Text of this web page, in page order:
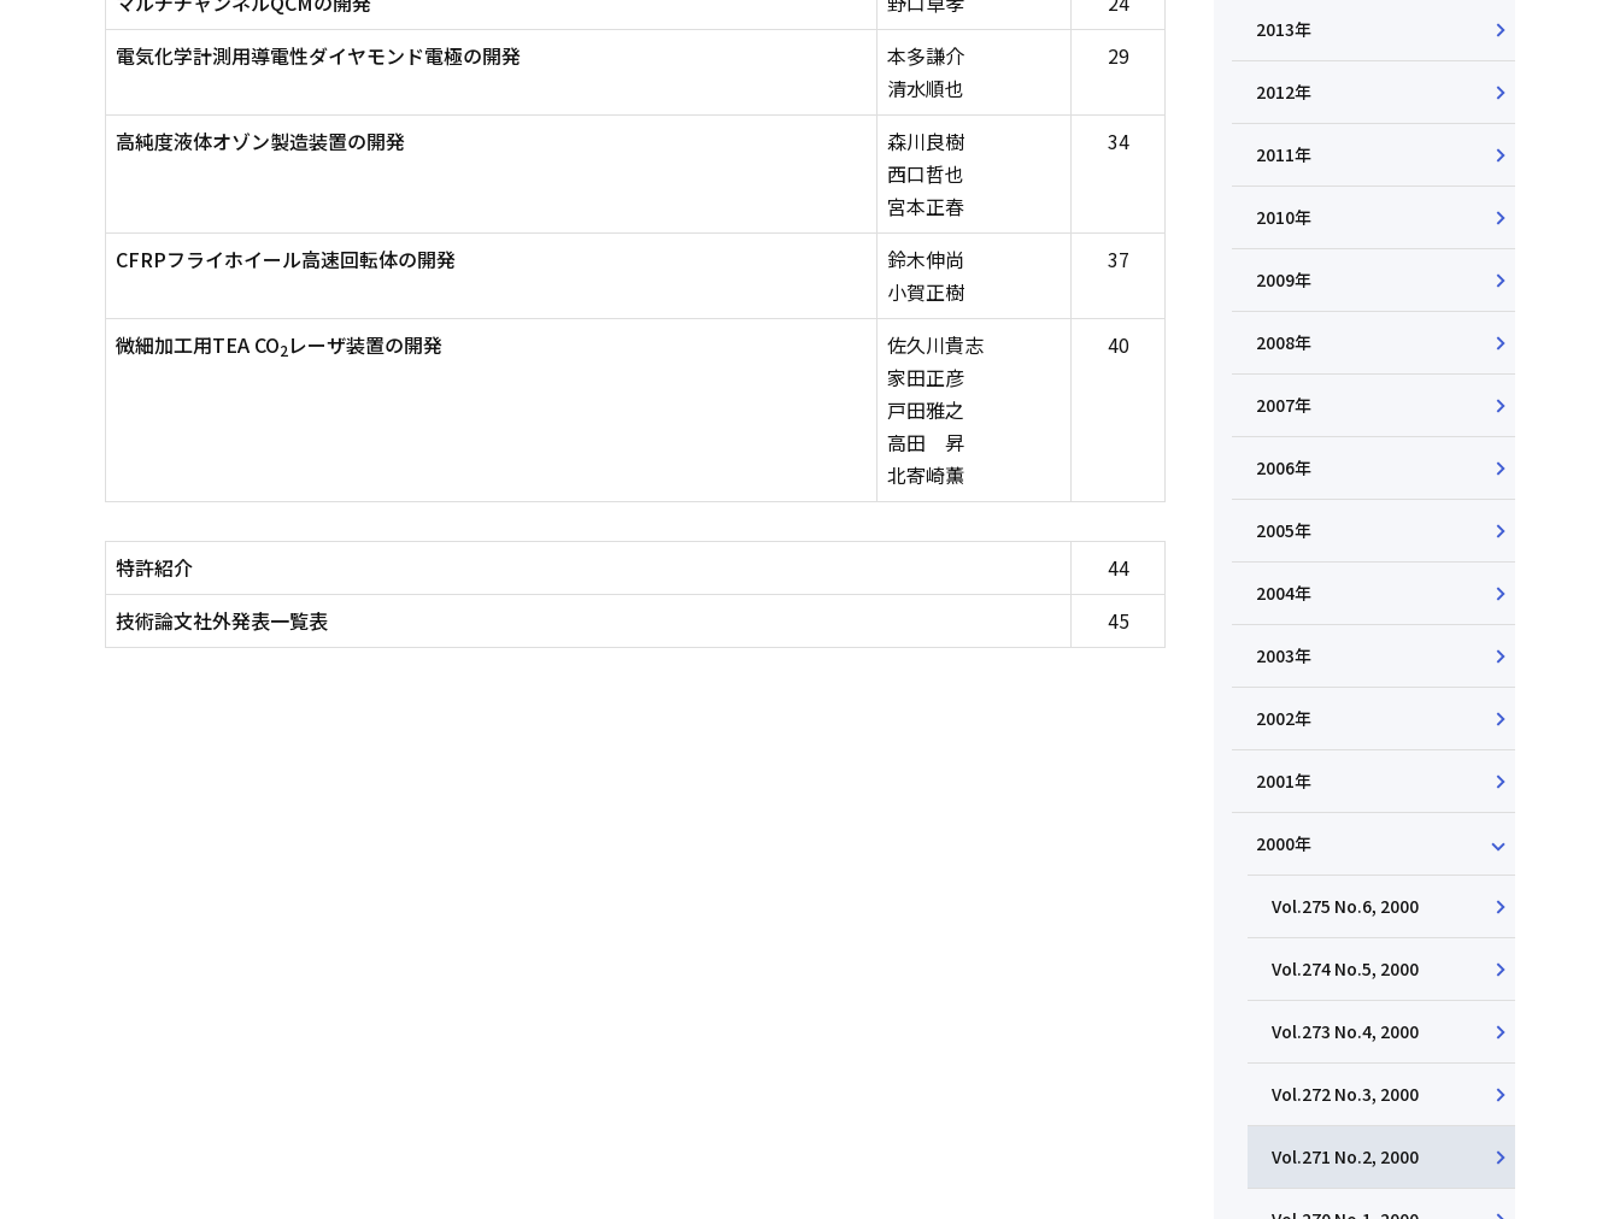
電気化学計測用導電性ダイヤモンド電極の開発
本多謙介
清水順也
29
高純度液体オゾン製造装置の開発
森川良樹
西口哲也
宮本正春
34
CFRPフライホイール高速回転体の開発
鈴木伸尚
小賀正樹
37
微細加工用TEA CO2レーザ装置の開発
佐久川貴志
家田正彦
戸田雅之
高田 昇
北寄崎薫
40
特許紹介
44
技術論文社外発表一覧表
45
2013年
2012年
2011年
2010年
2009年
2008年
2007年
2006年
2005年
2004年
2003年
2002年
2001年
2000年
Vol.275 No.6, 2000
Vol.274 No.5, 2000
Vol.273 No.4, 2000
Vol.272 No.3, 2000
Vol.271 No.2, 2000